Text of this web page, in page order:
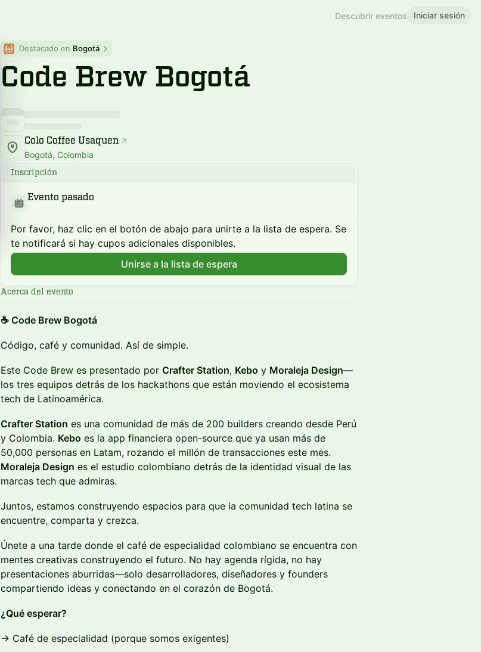
Descubrir eventos Iniciar sesión
Destacado en Bogotá
Code Brew Bogotá
Colo Coffee Usaquen
Bogotá, Colombia
Inscripción
Evento pasado
Por favor, haz clic en el botón de abajo para unirte a la lista de espera. Se
te notificará si hay cupos adicionales disponibles.
Unirse a la lista de espera
Acerca del evento
☕ Code Brew Bogotá
Código, café y comunidad. Así de simple.
Este Code Brew es presentado por Crafter Station, Kebo y Moraleja Design—
los tres equipos detrás de los hackathons que están moviendo el ecosistema
tech de Latinoamérica.
Crafter Station es una comunidad de más de 200 builders creando desde Perú
y Colombia. Kebo es la app financiera open-source que ya usan más de
50,000 personas en Latam, rozando el millón de transacciones este mes.
Moraleja Design es el estudio colombiano detrás de la identidad visual de las
marcas tech que admiras.
Juntos, estamos construyendo espacios para que la comunidad tech latina se
encuentre, comparta y crezca.
Únete a una tarde donde el café de especialidad colombiano se encuentra con
mentes creativas construyendo el futuro. No hay agenda rígida, no hay
presentaciones aburridas—solo desarrolladores, diseñadores y founders
compartiendo ideas y conectando en el corazón de Bogotá.
¿Qué esperar?
→ Café de especialidad (porque somos exigentes)